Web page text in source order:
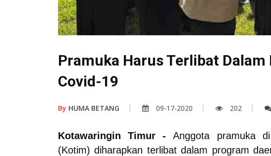
Pramuka Harus Terlibat
Covid-19
By HUMA BETANG 09-17-2020 202
Kotawaringin Timur -Anggota pramuka
(Kotim) diharapkan terlibat dalam program